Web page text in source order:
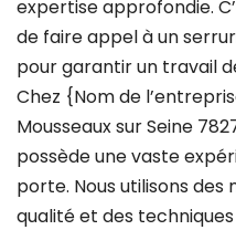
expertise approfondie.
de faire appel à un
pour garantir un travail
Chez {Nom de
Mousseaux sur Seine
possède une vaste
porte. Nous utilisons
qualité et des